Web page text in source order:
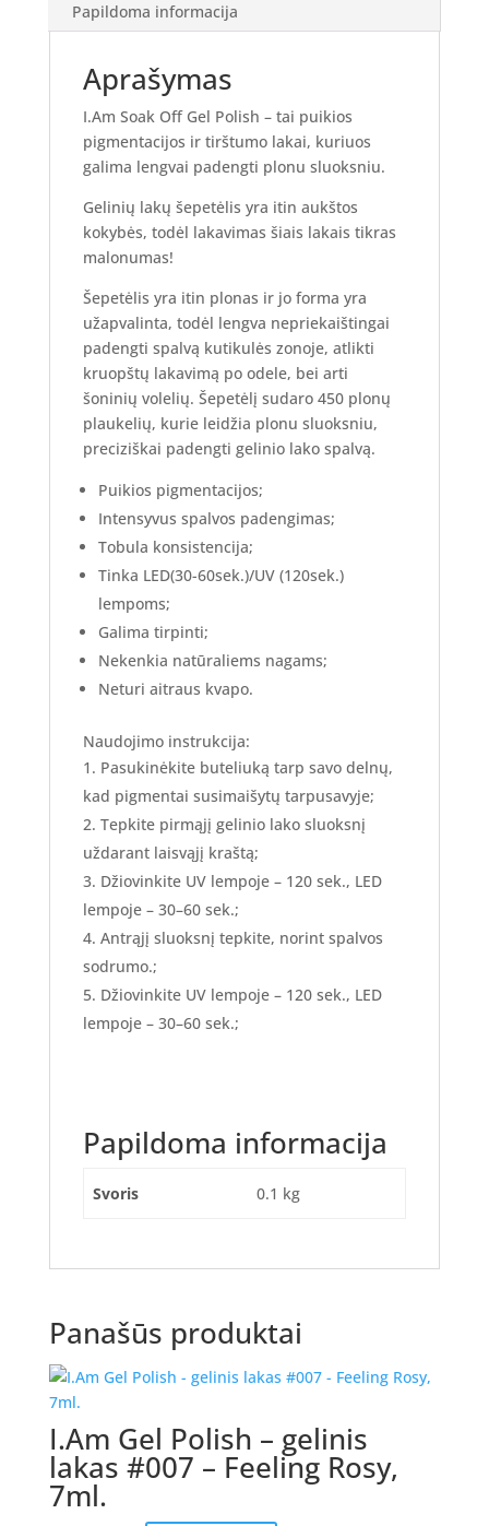
Papildoma informacija
Aprašymas
I.Am Soak Off Gel Polish – tai puikios
pigmentacijos ir tirštumo lakai, kuriuos
galima lengvai padengti plonu sluoksniu.
Gelinių lakų šepetėlis yra itin aukštos
kokybės, todėl lakavimas šiais lakais tikras
malonumas!
Šepetėlis yra itin plonas ir jo forma yra
užapvalinta, todėl lengva nepriekaištingai
padengti spalvą kutikulės zonoje, atlikti
kruopštų lakavimą po odele, bei arti
šoninių volelių. Šepetėlį sudaro 450 plonų
plaukelių, kurie leidžia plonu sluoksniu,
preciziškai padengti gelinio lako spalvą.
Puikios pigmentacijos;
Intensyvus spalvos padengimas;
Tobula konsistencija;
Tinka LED(30-60sek.)/UV (120sek.)
lempoms;
Galima tirpinti;
Nekenkia natūraliems nagams;
Neturi aitraus kvapo.
Naudojimo instrukcija:
Pasukinėkite buteliuką tarp savo delnų,
kad pigmentai susimaišytų tarpusavyje;
Tepkite pirmąjį gelinio lako sluoksnį
uždarant laisvąjį kraštą;
Džiovinkite UV lempoje – 120 sek., LED
lempoje – 30–60 sek.;
Antrąjį sluoksnį tepkite, norint spalvos
sodrumo.;
Džiovinkite UV lempoje – 120 sek., LED
lempoje – 30–60 sek.;
Papildoma informacija
Svoris 0.1 kg
Panašūs produktai
I.Am Gel Polish – gelinis
lakas #007 – Feeling Rosy,
7ml.